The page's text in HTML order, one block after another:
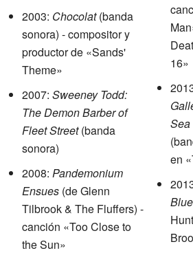
2003: Chocolat(banda
sonora) - compositor y
productor de «Sands'
Theme»
2007: Sweeney Todd:
The Demon Barber of
Fleet Street(banda
sonora)
2008: Pandemonium
Ensues (de Glenn
Tilbrook & The Fluffers) -
canción «Too Close to
the Sun»
16»
Sea
en